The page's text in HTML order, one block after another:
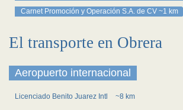
Carnet Promoción y Operación S.A. de CV ~1 km
El transporte en Obrera
Aeropuerto internacional
Licenciado Benito Juarez Intl ~8 km